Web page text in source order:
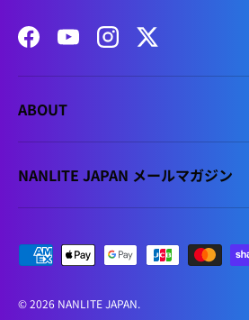
FacebookYouTubeInstagramTwitter
ABOUT
NANLITE JAPAN メールマガジン
支払方法
© 2026 NANLITE JAPAN.